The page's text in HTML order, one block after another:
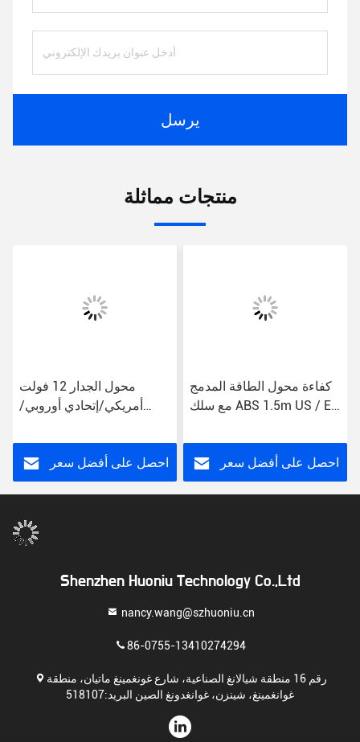
يرسل
منتجات مماثلة
محول الجدار 12 فولت
أمريكي/إتحادي أوروبي/
احصل على أفضل سعر
كفاءة محول الطاقة المدمج
مع سلك ABS 1.5m US / EU
احصل على أفضل سعر
Shenzhen Huoniu Technology Co.,Ltd
nancy.wang@szhuoniu.cn
86-0755-13410274294
رقم 16 منطقة شيالانغ الصناعية، شارع غونغمينغ ماتيان، منطقة
غوانغمينغ، شينزن، غوانغدونغ الصين البريد:518107